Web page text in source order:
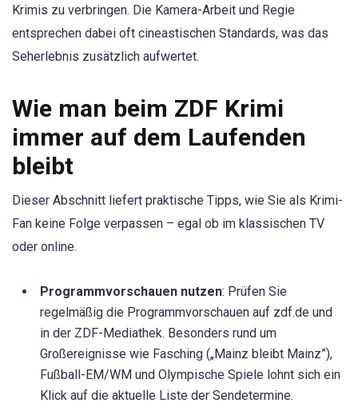
Krimis zu verbringen. Die Kamera-Arbeit und Regie
entsprechen dabei oft cineastischen Standards, was das
Seherlebnis zusätzlich aufwertet.
Wie man beim ZDF Krimi
immer auf dem Laufenden
bleibt
Dieser Abschnitt liefert praktische Tipps, wie Sie als Krimi-
Fan keine Folge verpassen – egal ob im klassischen TV
oder online.
Programmvorschauen nutzen: Prüfen Sie
regelmäßig die Programmvorschauen auf zdf.de und
in der ZDF-Mediathek. Besonders rund um
Großereignisse wie Fasching („Mainz bleibt Mainz”),
Fußball-EM/WM und Olympische Spiele lohnt sich ein
Klick auf die aktuelle Liste der Sendetermine.